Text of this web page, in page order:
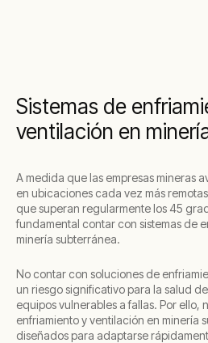
Sistemas de
ventilación en
A medida que las empresas mineras
en ubicaciones cada vez más
que superan regularmente los 45
fundamental contar con sistemas de
minería subterránea.
No contar con soluciones de
un riesgo significativo para la salud
equipos vulnerables a fallas. Por ello,
enfriamiento y ventilación en minería
diseñados para adaptarse